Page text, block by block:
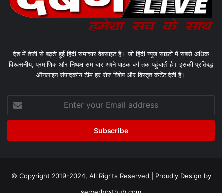
देश में तेजी से बढ़ती हुई हिंदी समाचार वेबसाइट है। जो हिंदी न्यूज साइटों में सबसे अधिक
विश्वसनीय, प्रमाणिक और निष्पक्ष समाचार अपने पाठक वर्ग तक पहुंचाती है। इसकी प्रतिबद्ध
ऑनलाइन संपादकीय टीम हर रोज विशेष और विस्तृत कंटेंट देती है।
your
Email
© Copyright 2019-2024, All Rights Reserved | Proudly Design by